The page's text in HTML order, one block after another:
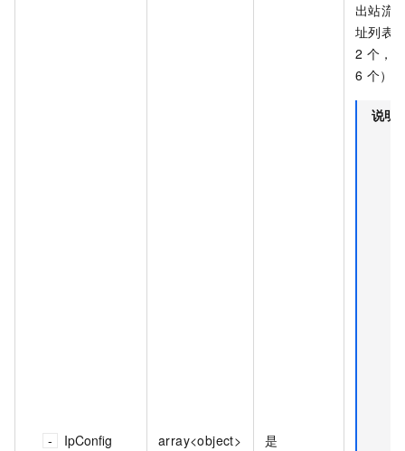
IpConfig array<object> 是
出站流
址列表
2 个，
6 个）。
说明